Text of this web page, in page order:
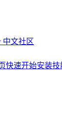
中文社区
快速开始安装技